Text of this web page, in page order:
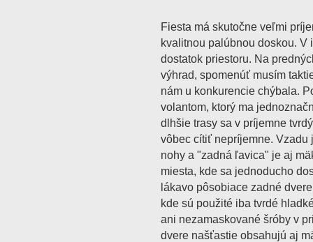
Fiesta má skutočne veľmi
kvalitnou palúbnou doskou.
dostatok priestoru. Na
výhrad, spomenúť musím
nám u konkurencie chýbala.
volantom, ktorý ma
dlhšie trasy sa v príjemne
vôbec cítiť nepríjemne. Vzadu
nohy a "zadná ľavica" je aj
miesta, kde sa jednoducho
lákavo pôsobiace zadné
kde sú použité iba tvrdé
ani nezamaskované šróby v
dvere našťastie obsahujú aj